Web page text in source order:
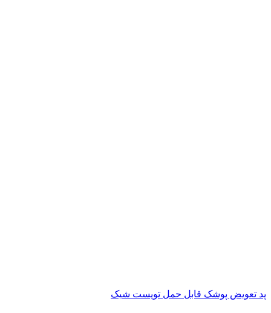
پد تعویض پوشک قابل حمل تویست شیک